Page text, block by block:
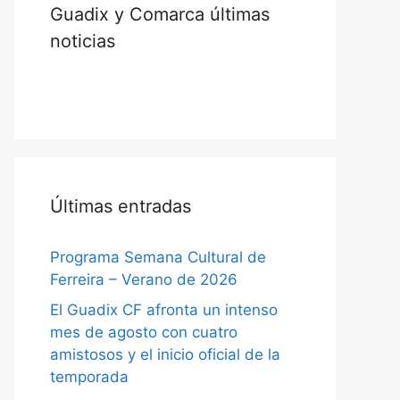
Guadix y Comarca últimas
noticias
Últimas entradas
Programa Semana Cultural de
Ferreira – Verano de 2026
El Guadix CF afronta un intenso
mes de agosto con cuatro
amistosos y el inicio oficial de la
temporada